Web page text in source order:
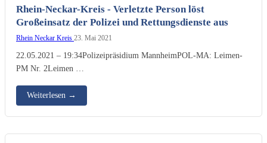
Rhein-Neckar-Kreis - Verletzte Person löst
Großeinsatz der Polizei und Rettungsdienste aus
Rhein Neckar Kreis 23. Mai 2021
22.05.2021 – 19:34Polizeipräsidium MannheimPOL-MA: Leimen-
PM Nr. 2Leimen …
Weiterlesen →